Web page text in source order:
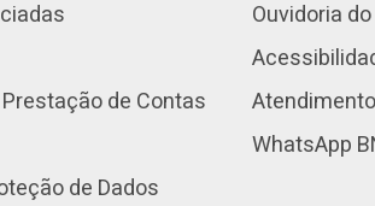
de Contas
de Dados
Ouvidoria do
WhatsApp